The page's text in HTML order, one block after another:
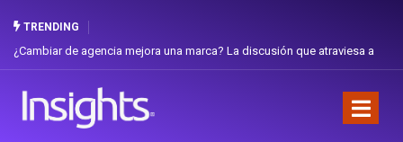
TRENDING
de agencia mejora una marca? La discusión que atraviesa a